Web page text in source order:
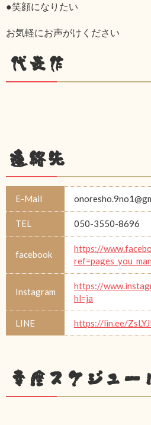
●笑顔になりたい
お気軽にお声がけください
代表作
連絡先
E-Mail
TEL 050-3550-8696
facebook
https://
Instagram
https://
hl=ja
LINE https://lin.ee/
幸座スケジュー